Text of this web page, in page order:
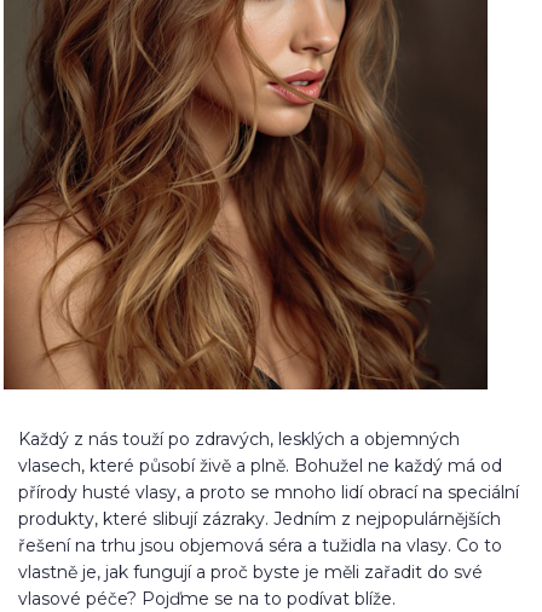
Každý z nás touží po zdravých, lesklých a objemných
vlasech, které působí živě a plně. Bohužel ne každý má od
přírody husté vlasy, a proto se mnoho lidí obrací na speciální
produkty, které slibují zázraky. Jedním z nejpopulárnějších
řešení na trhu jsou objemová séra a tužidla na vlasy. Co to
vlastně je, jak fungují a proč byste je měli zařadit do své
vlasové péče? Pojďme se na to podívat blíže.